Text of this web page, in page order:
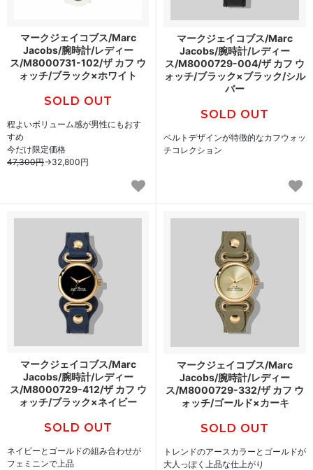
マークジェイコブス/Marc
Jacobs/腕時計/レディー
ス/M8000731-102/ザ カフ ウ
ォッチ/ブラック×ホワイト
SOLD OUT
程よいボリューム感が男性にもおす
すめ
今だけ限定価格
47,300円→32,800円
マークジェイコブス/Marc
Jacobs/腕時計/レディー
ス/M8000729-004/ザ カフ ウ
ォッチ/ブラック×ブラック/シル
バー
SOLD OUT
ベルトデザインが特徴的なカフウォッ
チコレクション
マークジェイコブス/Marc
Jacobs/腕時計/レディー
ス/M8000729-412/ザ カフ ウ
ォッチ/ブラック×ネイビー
SOLD OUT
ネイビーとゴールドの組み合わせが
フェミニンで上品
マークジェイコブス/Marc
Jacobs/腕時計/レディー
ス/M8000729-332/ザ カフ ウ
ォッチ/ゴールド×カーキ
SOLD OUT
トレンドのアースカラーとゴールドが
大人っぽく上品な仕上がり